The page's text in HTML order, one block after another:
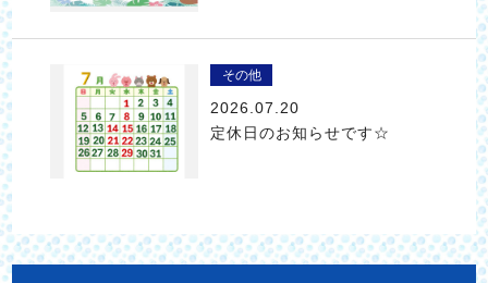
その他
2026.07.20
定休日のお知らせです☆